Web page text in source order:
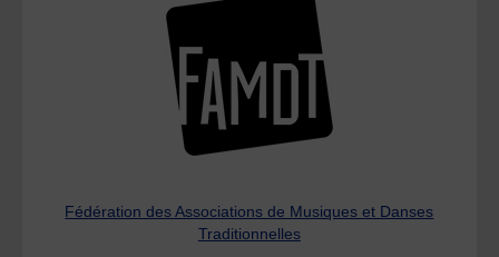
Fédération des Associations de Musiques et Danses
Traditionnelles